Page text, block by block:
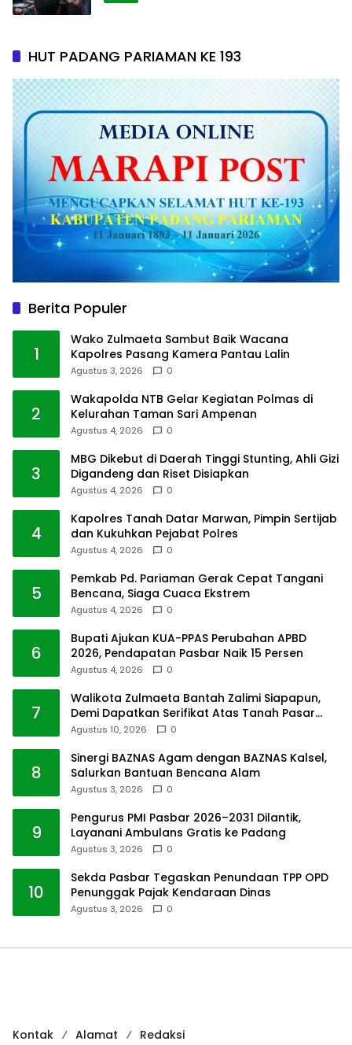
HUT PADANG PARIAMAN KE 193
Berita Populer
1
Wako Zulmaeta Sambut Baik Wacana
Kapolres Pasang Kamera Pantau Lalin
Agustus 3, 2026 0
2
Wakapolda NTB Gelar Kegiatan Polmas di
Kelurahan Taman Sari Ampenan
Agustus 4, 2026 0
3
MBG Dikebut di Daerah Tinggi Stunting, Ahli Gizi
Digandeng dan Riset Disiapkan
Agustus 4, 2026 0
4
Kapolres Tanah Datar Marwan, Pimpin Sertijab
dan Kukuhkan Pejabat Polres
Agustus 4, 2026 0
5
Pemkab Pd. Pariaman Gerak Cepat Tangani
Bencana, Siaga Cuaca Ekstrem
Agustus 4, 2026 0
6
Bupati Ajukan KUA-PPAS Perubahan APBD
2026, Pendapatan Pasbar Naik 15 Persen
Agustus 4, 2026 0
7
Walikota Zulmaeta Bantah Zalimi Siapapun,
Demi Dapatkan Serifikat Atas Tanah Pasar
Payakumbuh
Agustus 10, 2026 0
8
Sinergi BAZNAS Agam dengan BAZNAS Kalsel,
Salurkan Bantuan Bencana Alam
Agustus 3, 2026 0
9
Pengurus PMI Pasbar 2026–2031 Dilantik,
Layanani Ambulans Gratis ke Padang
Agustus 3, 2026 0
10
Sekda Pasbar Tegaskan Penundaan TPP OPD
Penunggak Pajak Kendaraan Dinas
Agustus 3, 2026 0
Kontak Alamat Redaksi